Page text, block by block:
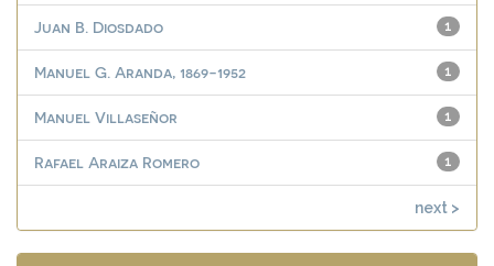
1
Juan B. Diosdado
1
Manuel G. Aranda, 1869-1952
1
Manuel Villaseñor
1
Rafael Araiza Romero
next >